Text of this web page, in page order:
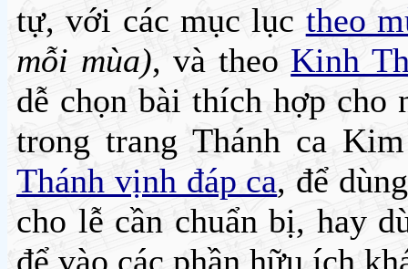
tự, với các mục lục theo
mỗi mùa), và theo Kinh
dễ chọn bài thích hợp cho
trong trang Thánh ca
Thánh vịnh đáp ca, để
cho lễ cần chuẩn bị, hay
để vào các phần hữu ích